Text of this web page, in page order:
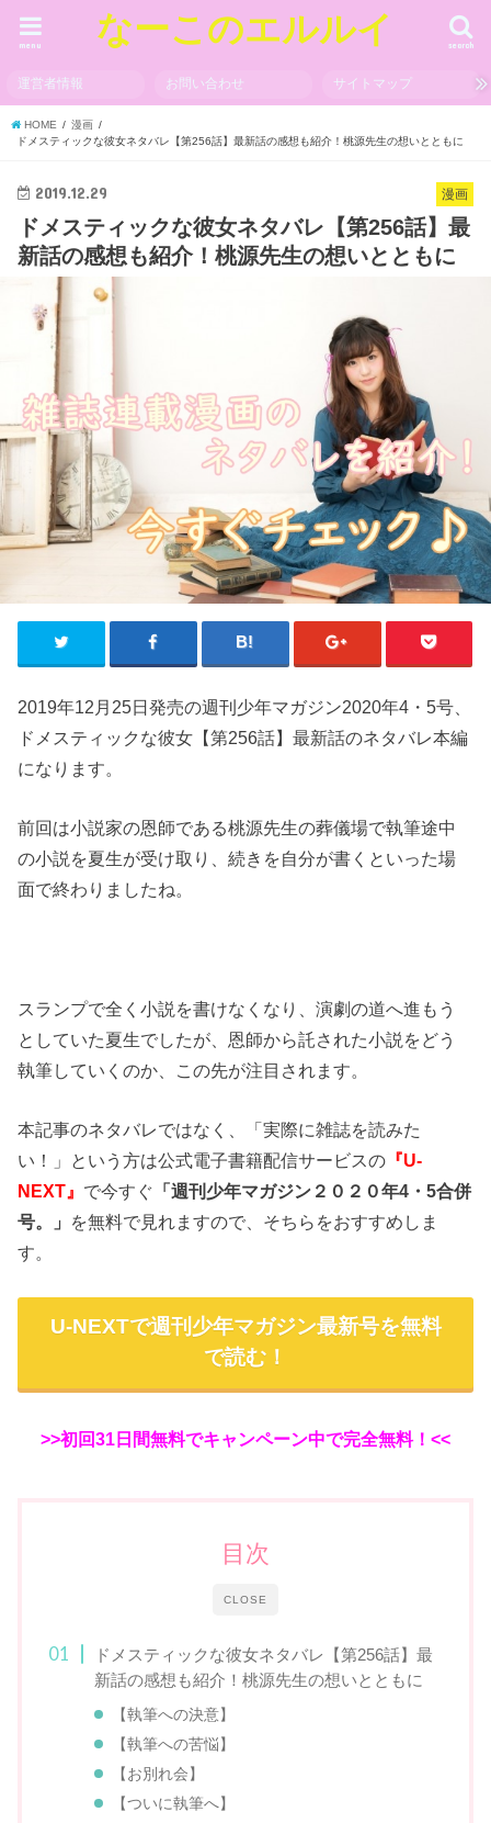
なーこのエルルイ search
menu
運営者情報 お問い合わせ サイトマップ
HOME
漫画
ドメスティックな彼女ネタバレ【第256話】最新話の感想も紹介！桃源先生の想いとともに
漫画
2019.12.29
ドメスティックな彼女ネタバレ【第256話】最
新話の感想も紹介！桃源先生の想いとともに
2019年12月25日発売の週刊少年マガジン2020年4・5号、
ドメスティックな彼女【第256話】最新話のネタバレ本編
になります。
前回は小説家の恩師である桃源先生の葬儀場で執筆途中
の小説を夏生が受け取り、続きを自分が書くといった場
面で終わりましたね。
スランプで全く小説を書けなくなり、演劇の道へ進もう
としていた夏生でしたが、恩師から託された小説をどう
執筆していくのか、この先が注目されます。
本記事のネタバレではなく、「実際に雑誌を読みた
い！」という方は公式電子書籍配信サービスの 『U-
NEXT』 で今すぐ 「週刊少年マガジン２０２０年4・5合併
号。」 を無料で見れますので、そちらをおすすめしま
す。
U-NEXTで週刊少年マガジン最新号を無料
で読む！
>>初回31日間無料でキャンペーン中で完全無料！<<
CLOSE
目次
ドメスティックな彼女ネタバレ【第256話】最
新話の感想も紹介！桃源先生の想いとともに
【執筆への決意】
【執筆への苦悩】
【お別れ会】
【ついに執筆へ】